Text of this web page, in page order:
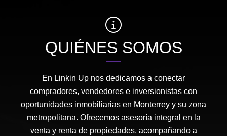
QUIÉNES SOMOS
En Linkin Up nos dedicamos a conectar
compradores, vendedores e inversionistas con
oportunidades inmobiliarias en Monterrey y su zona
metropolitana. Ofrecemos asesoría integral en la
venta y renta de propiedades, acompañando a